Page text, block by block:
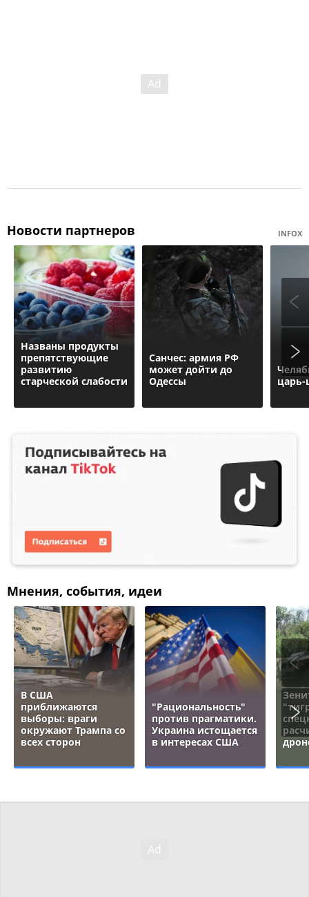
Новости партнеров INFOX
Названы продукты
препятствующие
развитию
старческой слабости
Санчес: армия РФ
может дойти до
Одессы
Мнения, события, идеи
В США
приближаются
выборы: враги
окружают Трампа со
всех сторон
"Рациональность"
против прагматики.
Украина истощается
в интересах США